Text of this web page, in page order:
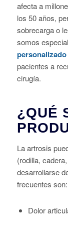
afecta a
los 50 años,
sobrecarga o
somos
personalizado
pacientes a
cirugía.
¿QUÉ
La artrosis
(rodilla,
desarrollarse
frecuentes son:
Dolor